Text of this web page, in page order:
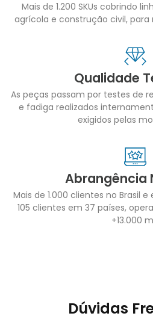
Mais de 1.200 SKUs cobrindo
agrícola e construção civil,
Qualidade
As peças passam por testes de
e fadiga realizados
exigidos pelas
Abrangência
Mais de 1.000 clientes no Brasil
105 clientes em 37 países,
+13.000
Dúvidas